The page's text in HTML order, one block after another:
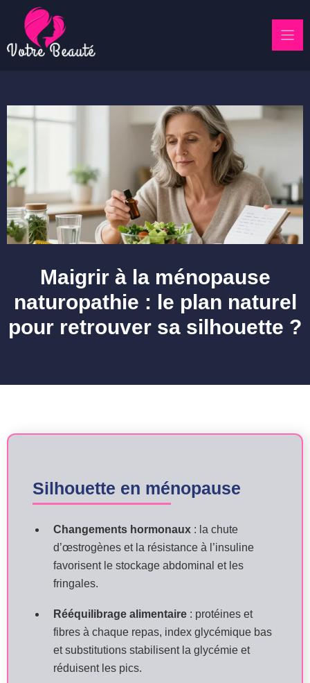
content
Maigrir à la ménopause
naturopathie : le plan naturel
pour retrouver sa silhouette ?
Silhouette en ménopause
Changements hormonaux : la chute
d’œstrogènes et la résistance à l’insuline
favorisent le stockage abdominal et les
fringales.
Rééquilibrage alimentaire : protéines et
fibres à chaque repas, index glycémique bas
et substitutions stabilisent la glycémie et
réduisent les pics.